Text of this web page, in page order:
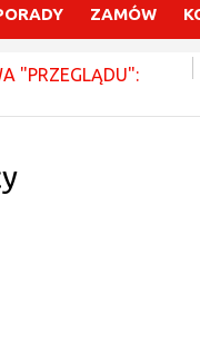
ZAMÓW
"PRZEGLĄDU":